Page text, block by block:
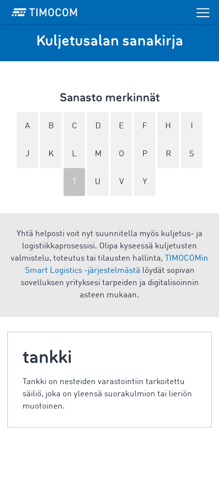
Kuljetusalan sanakirja
Sanasto merkinnät
A B C D E F H
J K L M O P R S
U V Y
Yhtä helposti voit nyt suunnitella myös kuljetus- ja
logistiikkaprosessisi. Olipa kyseessä kuljetusten
valmistelu, toteutus tai tilausten hallinta,
TIMOCOMin
Smart Logistics -järjestelmästä löydät sopivan
sovelluksen yrityksesi tarpeiden ja digitalisoinnin
asteen mukaan.
tankki
Tankki on nesteiden varastointiin tarkoitettu
säiliö, joka on yleensä suorakulmion tai lieriön
muotoinen.